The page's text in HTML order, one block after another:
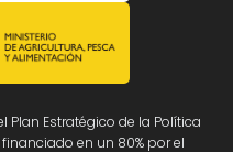
Plan Estratégico de la Política
en un 80% por el